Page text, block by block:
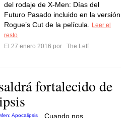
del rodaje de X-Men: Días del
Futuro Pasado incluido en la versión
Rogue’s Cut de la película.
Leer el
resto
El 27 enero 2016 por
The Leff
fortalecido de
Cuando nos